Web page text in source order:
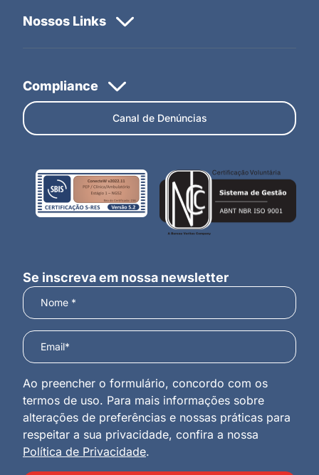
Canal de Denúncias
Se inscreva em nossa newsletter
Ao preencher o formulário, concordo com os
termos de uso. Para mais informações sobre
alterações de preferências e nossas práticas para
respeitar a sua privacidade, confira a nossa
Política de Privacidade.